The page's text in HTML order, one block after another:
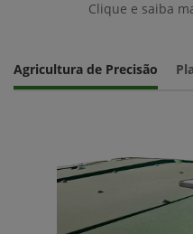
Clique e saiba
Agricultura de Precisão